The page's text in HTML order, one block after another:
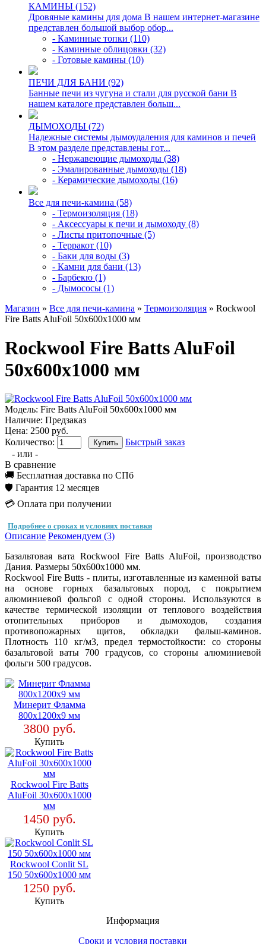
КАМИНЫ (152)
Дровяные камины для дома В нашем интернет-магазине
представлен большой выбор обор...
- Каминные топки (110)
- Каминные облицовки (32)
- Готовые камины (10)
ПЕЧИ ДЛЯ БАНИ (92)
Банные печи из чугуна и стали для русской бани В
нашем каталоге представлен больш...
ДЫМОХОДЫ (72)
Надежные системы дымоудаления для каминов и печей
В этом разделе представлены гот...
- Нержавеющие дымоходы (38)
- Эмалированные дымоходы (18)
- Керамические дымоходы (16)
Все для печи-камина (58)
- Термоизоляция (18)
- Аксессуары к печи и дымоходу (8)
- Листы притопочные (5)
- Терракот (10)
- Баки для воды (3)
- Камни для бани (13)
- Барбекю (1)
- Дымососы (1)
Магазин » Все для печи-камина » Термоизоляция » Rockwool
Fire Batts AluFoil 50х600х1000 мм
Rockwool Fire Batts AluFoil
50х600х1000 мм
Модель: Fire Batts AluFoil 50х600х1000 мм
Наличие: Предзаказ
Цена: 2500 руб.
Количество:
Быстрый заказ
- или -
В сравнение
🚚 Бесплатная доставка по СПб
🛡️ Гарантия 12 месяцев
💳 Оплата при получении
Подробнее о сроках и условиях поставки
Описание Рекомендуем (3)
Базальтовая вата Rockwool Fire Batts AluFoil, производство
Дания. Размеры 50х600х1000 мм.
Rockwool Fire Butts - плиты, изготавленные из каменной ваты
на основе горных базальтовых пород, с покрытием
алюминиевой фольгой с одной стороны. Используются в
качестве термической изоляции от теплового воздействия
отопительных приборов и дымоходов, создания
противопожарных щитов, обкладки фальш-каминов.
Плотность 110 кг/м3, предел термостойкости: со стороны
базальтовой ваты 700 градусов, со стороны алюминиевой
фольги 500 градусов.
Минерит Фламма
800x1200x9 мм
3800 руб.
Купить
Rockwool Fire Batts
AluFoil 30х600х1000
мм
1450 руб.
Купить
Rockwool Conlit SL
150 50x600x1000 мм
1250 руб.
Купить
Информация
Сроки и условия поставки